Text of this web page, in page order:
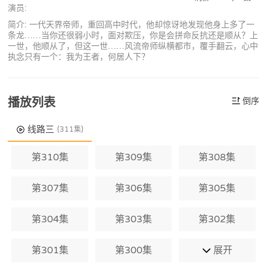
演员:
简介: 一代天界帝师，重回高中时代，他却惊讶地发现他身上多了一
条龙……当你还很弱小时，面对欺压，你是会拼命反抗还是顺从？上
一世，他顺从了，但这一世……风流帝师纵横都市，覆手翻云，心中
执念只有一个：我为王者，何居人下？
播放列表 倒序
线路三 (311集)
第310集 第309集 第308集
第307集 第306集 第305集
第304集 第303集 第302集
第301集 第300集 展开